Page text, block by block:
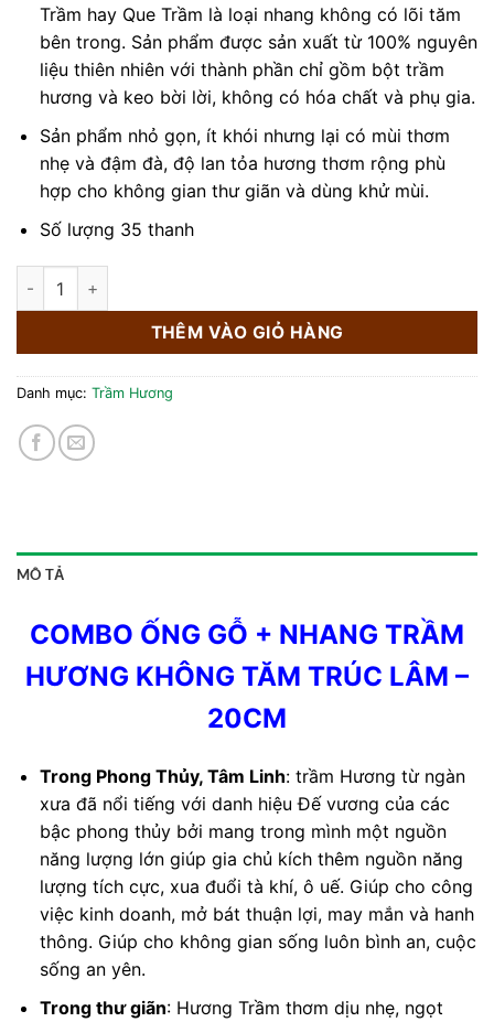
Trầm hay Que Trầm là loại nhang không có lõi tăm
bên trong. Sản phẩm được sản xuất từ 100% nguyên
liệu thiên nhiên với thành phần chỉ gồm bột trầm
hương và keo bời lời, không có hóa chất và phụ gia.
Sản phẩm nhỏ gọn, ít khói nhưng lại có mùi thơm
nhẹ và đậm đà, độ lan tỏa hương thơm rộng phù
hợp cho không gian thư giãn và dùng khử mùi.
Số lượng 35 thanh
A2. COMBO ỐNG GỖ + NHANG TRẦM HƯƠNG KHÔNG TĂM
THÊM VÀO GIỎ HÀNG
Danh mục: Trầm Hương
MÔ TẢ
COMBO ỐNG GỖ + NHANG TRẦM
HƯƠNG KHÔNG TĂM TRÚC LÂM –
20CM
Trong Phong Thủy, Tâm Linh: trầm Hương từ ngàn
xưa đã nổi tiếng với danh hiệu Đế vương của các
bậc phong thủy bởi mang trong mình một nguồn
năng lượng lớn giúp gia chủ kích thêm nguồn năng
lượng tích cực, xua đuổi tà khí, ô uế. Giúp cho công
việc kinh doanh, mở bát thuận lợi, may mắn và hanh
thông. Giúp cho không gian sống luôn bình an, cuộc
sống an yên.
Trong thư giãn: Hương Trầm thơm dịu nhẹ, ngọt